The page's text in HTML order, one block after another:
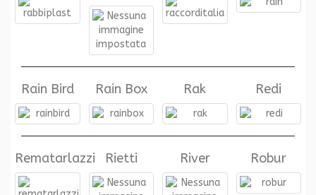
Rain Bird Rain Box Rak Redi
Rematarlazzi Rietti River Robur